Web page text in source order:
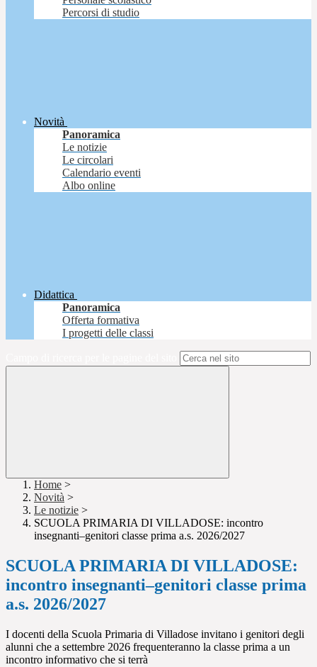
Percorsi di studio
Novità
Panoramica
Le notizie
Le circolari
Calendario eventi
Albo online
Didattica
Panoramica
Offerta formativa
I progetti delle classi
Home >
Novità >
Le notizie >
SCUOLA PRIMARIA DI VILLADOSE: incontro
insegnanti–genitori classe prima a.s. 2026/2027
SCUOLA PRIMARIA DI VILLADOSE:
incontro insegnanti–genitori classe prima
a.s. 2026/2027
I docenti della Scuola Primaria di Villadose invitano i genitori degli
alunni che a settembre 2026 frequenteranno la classe prima a un
incontro informativo che si terrà